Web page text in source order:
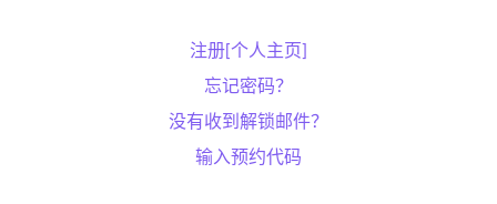
注册[个人主页]
忘记密码？
没有收到解锁邮件？
输入预约代码